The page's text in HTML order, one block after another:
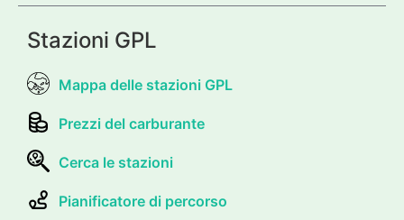
Stazioni GPL
Mappa delle stazioni GPL
Prezzi del carburante
Cerca le stazioni
Pianificatore di percorso